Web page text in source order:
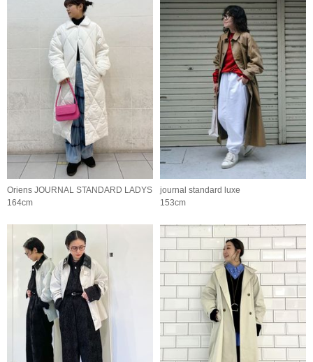
Oriens JOURNAL STANDARD LADYS
164cm
journal standard luxe
153cm